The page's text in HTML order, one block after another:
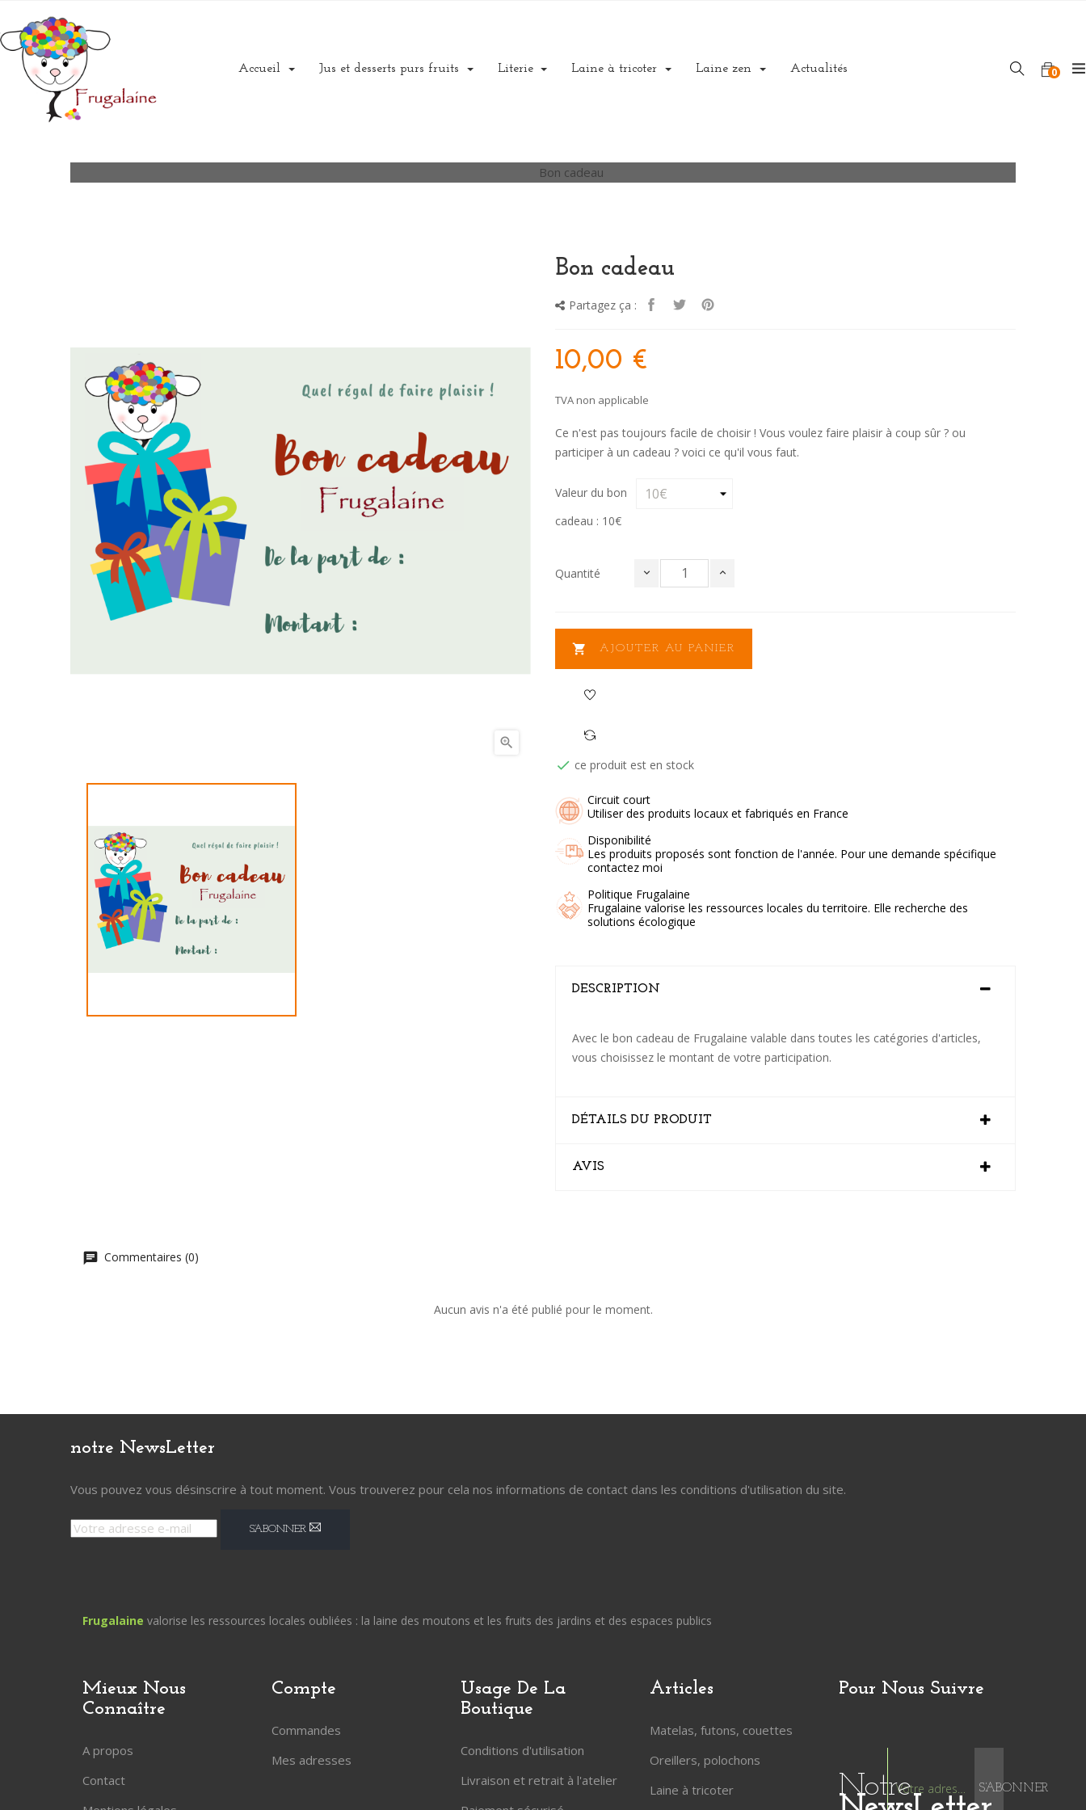
Accueil Jus et desserts purs fruits Literie Laine à tricoter Laine zen Actualités 0
Bon cadeau

Bon cadeau
Partagez ça :
10,00 €
TVA non applicable
Ce n'est pas toujours facile de choisir ! Vous voulez faire plaisir à coup sûr ? ou
participer à un cadeau ? voici ce qu'il vous faut.
Valeur du bon
cadeau : 10€
Quantité
 AJOUTER AU PANIER
 ce produit est en stock
Circuit court
Utiliser des produits locaux et fabriqués en France
Disponibilité
Les produits proposés sont fonction de l'année. Pour une demande spécifique
contactez moi
Politique Frugalaine
Frugalaine valorise les ressources locales du territoire. Elle recherche des
solutions écologique
DESCRIPTION
Avec le bon cadeau de Frugalaine valable dans toutes les catégories d'articles,
vous choisissez le montant de votre participation.
DÉTAILS DU PRODUIT
AVIS
Commentaires (0)
Aucun avis n'a été publié pour le moment.
notre NewsLetter
Vous pouvez vous désinscrire à tout moment. Vous trouverez pour cela nos informations de contact dans les conditions d'utilisation du site.
S’ABONNER
Frugalaine valorise les ressources locales oubliées : la laine des moutons et les fruits des jardins et des espaces publics
Mieux Nous
Connaître
A propos
Contact
Compte
Commandes
Mes adresses
Usage De La
Boutique
Conditions d'utilisation
Livraison et retrait à l'atelier
Articles
Matelas, futons, couettes
Oreillers, polochons
Laine à tricoter
Pour Nous Suivre
Notre S’ABONNER